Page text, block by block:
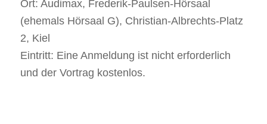
Ort: Audimax, Frederik-Paulsen-Hörsaal
(ehemals Hörsaal G), Christian-Albrechts-Platz
2, Kiel
Eintritt: Eine Anmeldung ist nicht erforderlich
und der Vortrag kostenlos.